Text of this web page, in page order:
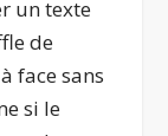
un texte
de
face sans
si le